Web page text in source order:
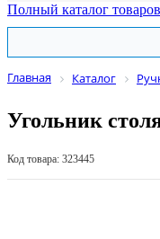
Полный каталог товаров
Главная Каталог
Угольник
Код товара: 323445